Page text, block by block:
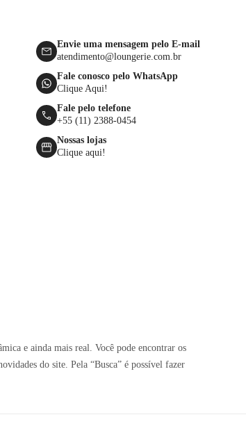
Envie uma mensagem pelo E-mail
atendimento@loungerie.com.br
Fale conosco pelo WhatsApp
Clique Aqui!
Fale pelo telefone
+55 (11) 2388-0454
Nossas lojas
Clique aqui!
e ainda mais real. Você pode encontrar os
do site. Pela “Busca” é possível fazer